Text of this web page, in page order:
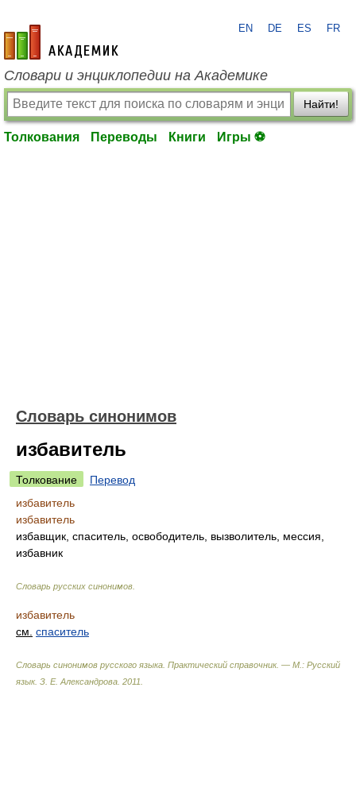
academic.ru
EN DE ES FR
Словари и энциклопедии на Академике
Найти!
Толкования Переводы Книги Игры ⚽
Словарь синонимов
избавитель
Толкование
Перевод
избавитель
избавитель
избавщик, спаситель, освободитель, вызволитель, мессия,
избавник
Словарь русских синонимов
избавитель
см. спаситель
Словарь синонимов русского языка. Практический справочник. — М.: Русский
язык. З. Е. Александрова 2011